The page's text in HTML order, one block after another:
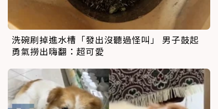
洗碗刷掉進水槽「發出沒聽過怪叫」 男子鼓起
勇氣撈出嗨翻：超可愛